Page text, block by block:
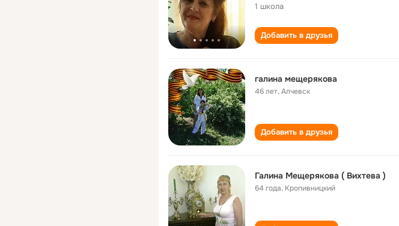
1 школа
Добавить в друзья
галина мещерякова
46 лет,Алчевск
Добавить в друзья
Галина Мещерякова ( Вихтева )
64 года, Кропивницкий